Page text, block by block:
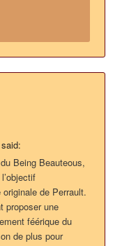
said:
Being Beauteous,
de Perrault.
proposer une
féérique du
de plus pour